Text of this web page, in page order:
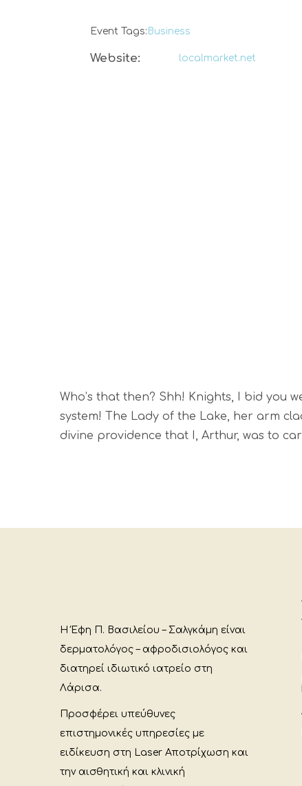
Event Tags: Business
Website: localmarket.net
Who’s that then? Shh! Knights, I bid you
system! The Lady of the Lake, her arm
divine providence that I, Arthur, was to
Η Έφη Π. Βασιλείου – Σαλγκάμη είναι
δερματολόγος – αφροδισιολόγος και
διατηρεί ιδιωτικό ιατρείο στη
Λάρισα.
Προσφέρει υπεύθυνες
επιστημονικές υπηρεσίες με
ειδίκευση στη Laser Αποτρίχωση και
την αισθητική και κλινική